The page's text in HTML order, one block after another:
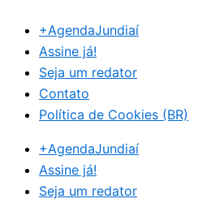
para
conteúdo
+AgendaJundiaí
Assine já!
Seja um redator
Contato
Política de Cookies (BR)
+AgendaJundiaí
Assine já!
Seja um redator